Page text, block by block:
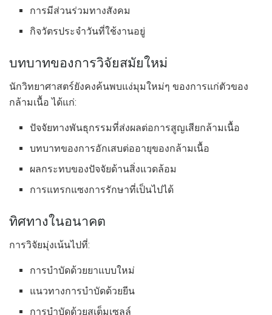
การมีส่วนร่วมทางสังคม
กิจวัตรประจำวันที่ใช้งานอยู่
บทบาทของการวิจัยสมัยใหม่
นักวิทยาศาสตร์ยังคงค้นพบแง่มุมใหม่ๆ ของการแก่ตัวของ
กล้ามเนื้อ ได้แก่:
ปัจจัยทางพันธุกรรมที่ส่งผลต่อการสูญเสียกล้ามเนื้อ
บทบาทของการอักเสบต่ออายุของกล้ามเนื้อ
ผลกระทบของปัจจัยด้านสิ่งแวดล้อม
การแทรกแซงการรักษาที่เป็นไปได้
ทิศทางในอนาคต
การวิจัยมุ่งเน้นไปที่:
การบำบัดด้วยยาแบบใหม่
แนวทางการบำบัดด้วยยีน
การบำบัดด้วยสเต็มเซลล์